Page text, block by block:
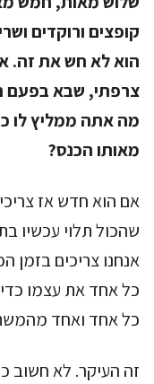
קופצים ורוקדים
הוא לא חש את זה.
צרפתי, שבא בפעם
מה אתה ממליץ לו
מאותו הכנס?
אם הוא חדש אז
שהכול תלוי עכשיו
אנחנו צריכים
כל אחד את עצמו
כל אחד ואחד
זה העיקר. לא חשוב